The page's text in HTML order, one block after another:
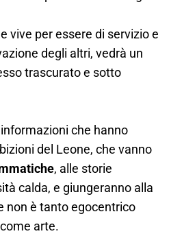
vive per essere di servizio e
degli altri, vedrà un
trascurato e sotto
che hanno
del Leone, che vanno
, alle storie
calda, e giungeranno alla
non è tanto egocentrico
arte.